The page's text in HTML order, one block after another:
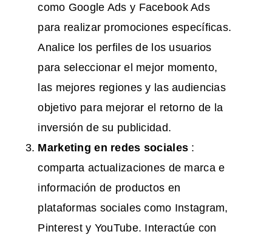
como Google Ads y Facebook Ads
para realizar promociones específicas.
Analice los perfiles de los usuarios
para seleccionar el mejor momento,
las mejores regiones y las audiencias
objetivo para mejorar el retorno de la
inversión de su publicidad.
Marketing en redes sociales :
comparta actualizaciones de marca e
información de productos en
plataformas sociales como Instagram,
Pinterest y YouTube. Interactúe con